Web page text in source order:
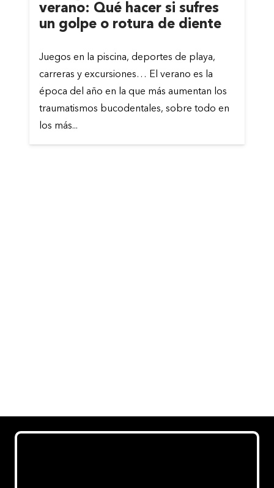
verano: Qué hacer si sufres
un golpe o rotura de diente
Juegos en la piscina, deportes de playa,
carreras y excursiones… El verano es la
época del año en la que más aumentan los
traumatismos bucodentales, sobre todo en
los más...